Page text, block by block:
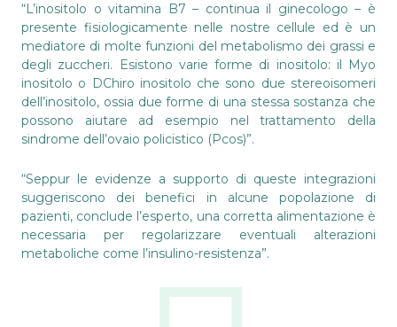
“L’inositolo o vitamina B7 – continua il ginecologo – è
presente fisiologicamente nelle nostre cellule ed è un
mediatore di molte funzioni del metabolismo dei grassi e
degli zuccheri. Esistono varie forme di inositolo: il Myo
inositolo o DChiro inositolo che sono due stereoisomeri
dell’inositolo, ossia due forme di una stessa sostanza che
possono aiutare ad esempio nel trattamento della
sindrome dell’ovaio policistico (Pcos)”.
“Seppur le evidenze a supporto di queste integrazioni
suggeriscono dei benefici in alcune popolazione di
pazienti, conclude l’esperto, una corretta alimentazione è
necessaria per regolarizzare eventuali alterazioni
metaboliche come l’insulino-resistenza”.